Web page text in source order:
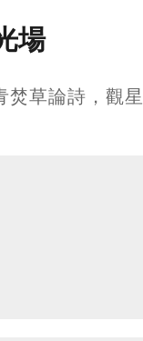
場
焚草論詩，觀星